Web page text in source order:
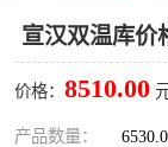
宣汉双温库价
价格： 8510.00
产品数量：